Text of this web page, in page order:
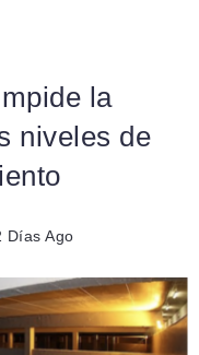
la
niveles de
Días Ago